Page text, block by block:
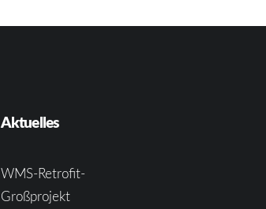
Aktuelles
WMS-Retrofit-
Großprojekt